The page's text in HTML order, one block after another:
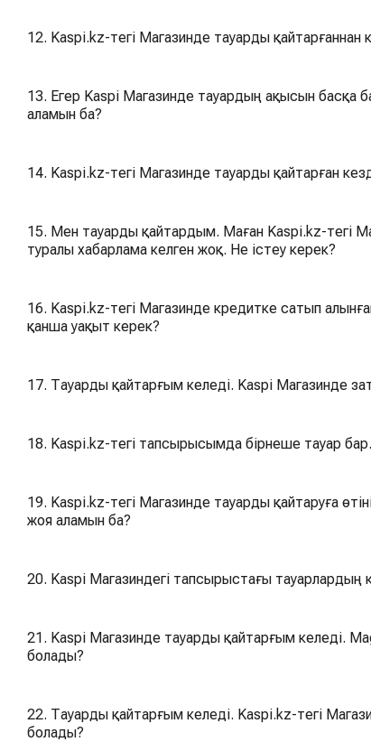
12. Kaspi.kz-тегі Магазинде тауарды
13. Егер Kaspi Магазинде тауардың ақысын басқа
аламын ба?
14. Kaspi.kz-тегі Магазинде тауарды қайтарған
15. Мен тауарды қайтардым. Маған Kaspi.kz-тегі
туралы хабарлама келген жоқ. Не істеу керек?
16. Kaspi.kz-тегі Магазинде кредитке сатып
қанша уақыт керек?
17. Тауарды қайтарғым келеді. Kaspi Магазинде
18. Kaspi.kz-тегі тапсырысымда бірнеше тауар
19. Kaspi.kz-тегі Магазинде тауарды қайтаруға
жоя аламын ба?
20. Kaspi Магазиндегі тапсырыстағы тауарлардың
21. Kaspi Магазинде тауарды қайтарғым келеді.
болады?
22. Тауарды қайтарғым келеді. Kaspi.kz-тегі
болады?